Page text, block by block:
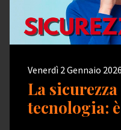
Venerdì 2 Gennaio 2026
La
tecnologia: